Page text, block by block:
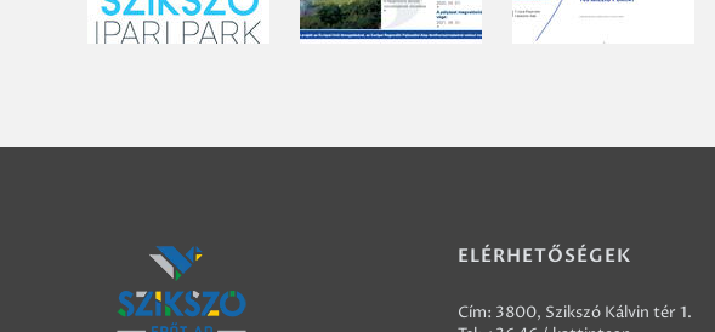
ELÉRHETŐSÉGEK
Cím: 3800, Szikszó Kálvin tér 1.